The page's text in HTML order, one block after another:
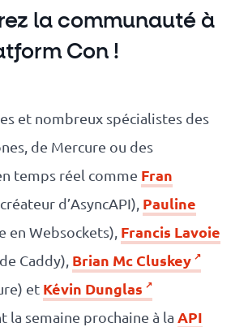
la communauté à
Con !
et nombreux spécialistes des
de Mercure ou des
temps réel comme Fran
d’AsyncAPI), Pauline
en Websockets), Francis Lavoie
Caddy), Brian Mc Cluskey
et Kévin Dunglas
la semaine prochaine à la API